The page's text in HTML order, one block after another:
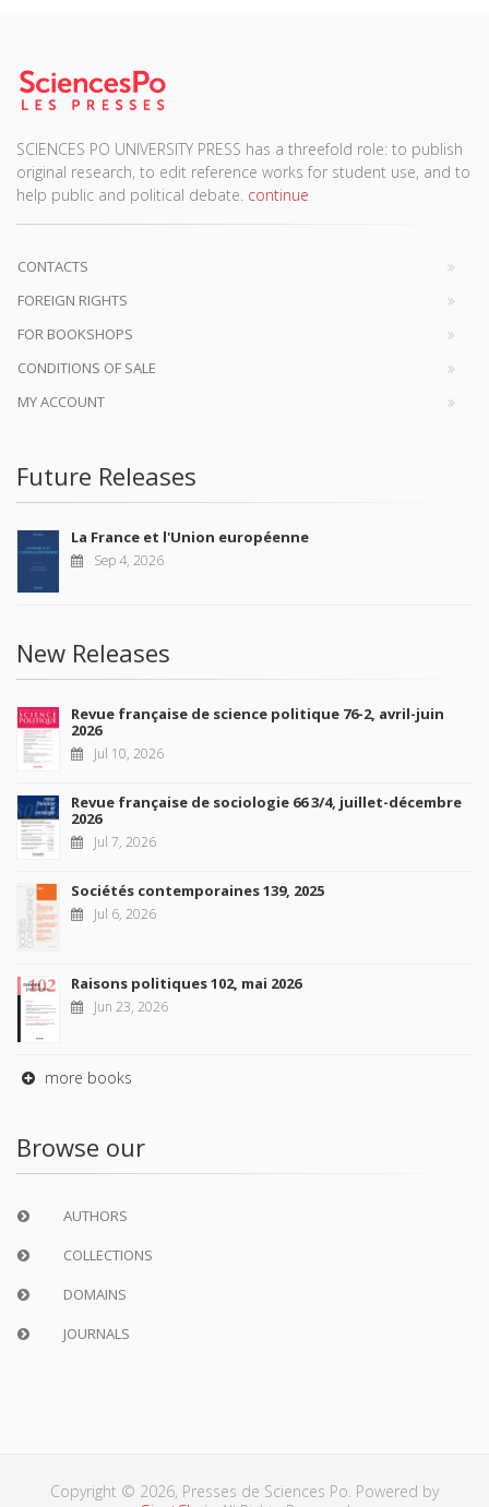
SCIENCES PO UNIVERSITY PRESS has a threefold role: to publish
original research, to edit reference works for student use, and to
help public and political debate. continue
CONTACTS
FOREIGN RIGHTS
FOR BOOKSHOPS
CONDITIONS OF SALE
MY ACCOUNT
Future Releases
La France et l'Union européenne
Sep 4, 2026
New Releases
Revue française de science politique 76-2, avril-juin
2026
Jul 10, 2026
Revue française de sociologie 66 3/4, juillet-décembre
2026
Jul 7, 2026
Sociétés contemporaines 139, 2025
Jul 6, 2026
Raisons politiques 102, mai 2026
Jun 23, 2026
more books
Browse our
AUTHORS
COLLECTIONS
DOMAINS
JOURNALS
Copyright © 2026, Presses de Sciences Po. Powered by